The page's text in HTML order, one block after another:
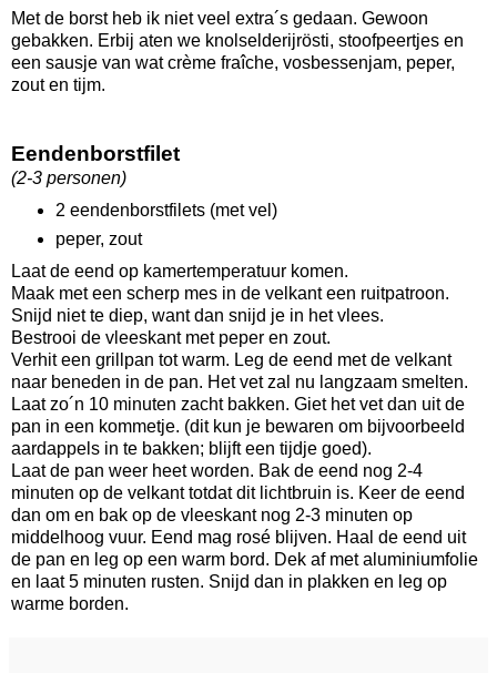
Met de borst heb ik niet veel extra´s gedaan. Gewoon
gebakken. Erbij aten we knolselderijrösti, stoofpeertjes en
een sausje van wat crème fraîche, vosbessenjam, peper,
zout en tijm.
Eendenborstfilet
(2-3 personen)
2 eendenborstfilets (met vel)
peper, zout
Laat de eend op kamertemperatuur komen.
Maak met een scherp mes in de velkant een ruitpatroon.
Snijd niet te diep, want dan snijd je in het vlees.
Bestrooi de vleeskant met peper en zout.
Verhit een grillpan tot warm. Leg de eend met de velkant
naar beneden in de pan. Het vet zal nu langzaam smelten.
Laat zo´n 10 minuten zacht bakken. Giet het vet dan uit de
pan in een kommetje. (dit kun je bewaren om bijvoorbeeld
aardappels in te bakken; blijft een tijdje goed).
Laat de pan weer heet worden. Bak de eend nog 2-4
minuten op de velkant totdat dit lichtbruin is. Keer de eend
dan om en bak op de vleeskant nog 2-3 minuten op
middelhoog vuur. Eend mag rosé blijven. Haal de eend uit
de pan en leg op een warm bord. Dek af met aluminiumfolie
en laat 5 minuten rusten. Snijd dan in plakken en leg op
warme borden.